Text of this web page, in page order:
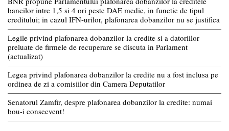
bancilor intre 1,5 si 4 ori peste DAE medie, in functie de tipul
creditului; in cazul IFN-urilor, plafonarea dobanzilor nu se justifica
Legile privind plafonarea dobanzilor la credite si a datoriilor
preluate de firmele de recuperare se discuta in Parlament
(actualizat)
Legea privind plafonarea dobanzilor la credite nu a fost inclusa pe
ordinea de zi a comisiilor din Camera Deputatilor
Senatorul Zamfir, despre plafonarea dobanzilor la credite: numai
bou-i consecvent!